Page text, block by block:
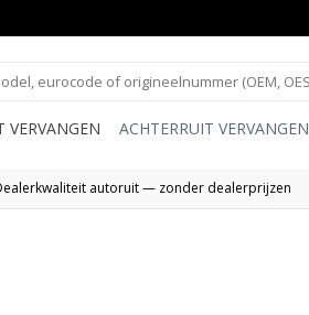
VERVANGEN ACHTERRUIT VERVANGEN
autoruit — zonder dealerprijzen